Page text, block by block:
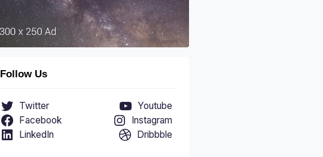
Follow Us
Twitter
Youtube
Facebook
Instagram
LinkedIn
Dribbble